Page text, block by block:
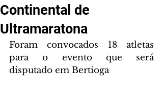
Continental de
Ultramaratona
Foram convocados 18 atletas
para o evento que será
disputado em Bertioga